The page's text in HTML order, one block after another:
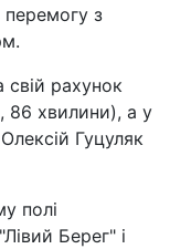
з
свій рахунок
86 хвилини), а у
Гуцуляк
полі
Берег" і